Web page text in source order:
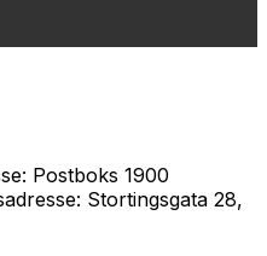
Postboks 1900
Stortingsgata 28,